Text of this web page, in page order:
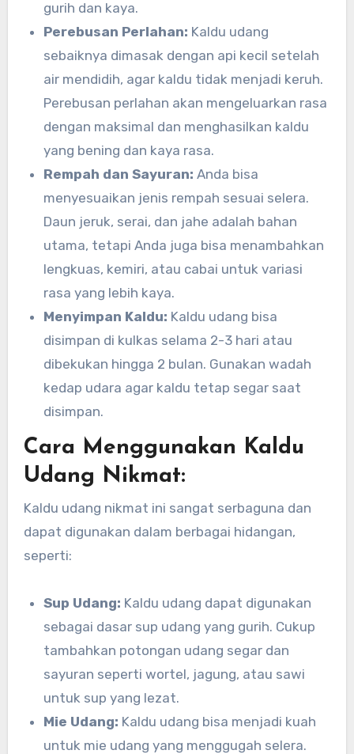
gurih dan kaya.
Perebusan Perlahan: Kaldu udang
sebaiknya dimasak dengan api kecil setelah
air mendidih, agar kaldu tidak menjadi keruh.
Perebusan perlahan akan mengeluarkan rasa
dengan maksimal dan menghasilkan kaldu
yang bening dan kaya rasa.
Rempah dan Sayuran: Anda bisa
menyesuaikan jenis rempah sesuai selera.
Daun jeruk, serai, dan jahe adalah bahan
utama, tetapi Anda juga bisa menambahkan
lengkuas, kemiri, atau cabai untuk variasi
rasa yang lebih kaya.
Menyimpan Kaldu: Kaldu udang bisa
disimpan di kulkas selama 2-3 hari atau
dibekukan hingga 2 bulan. Gunakan wadah
kedap udara agar kaldu tetap segar saat
disimpan.
Cara Menggunakan Kaldu
Udang Nikmat:
Kaldu udang nikmat ini sangat serbaguna dan
dapat digunakan dalam berbagai hidangan,
seperti:
Sup Udang: Kaldu udang dapat digunakan
sebagai dasar sup udang yang gurih. Cukup
tambahkan potongan udang segar dan
sayuran seperti wortel, jagung, atau sawi
untuk sup yang lezat.
Mie Udang: Kaldu udang bisa menjadi kuah
untuk mie udang yang menggugah selera.